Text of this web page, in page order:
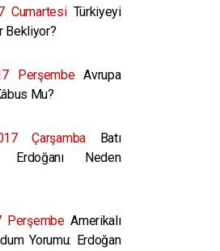
CumartesiTürkiyeyi
Bekliyor?
PerşembeAvrupa
Mu?
ÇarşambaBatı
Erdoğanı Neden
PerşembeAmerikalı
Yorumu: Erdoğan